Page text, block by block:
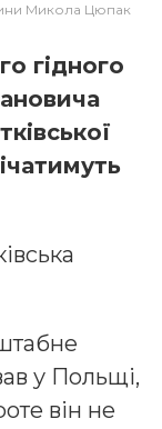
Микола Цюпак
гідного
у Польщі,
він не